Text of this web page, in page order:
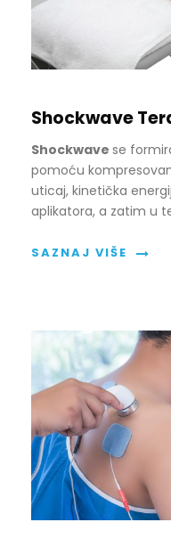
Shockwave
Shockwave se
pomoću
uticaj, kinetička
aplikatora, a zatim u
SAZNAJ VIŠE